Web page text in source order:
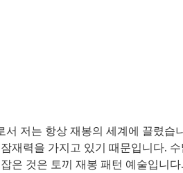
서 저는 항상 재봉의 세계에 끌렸습
재력을 가지고 있기 때문입니다.
은 것은 토끼 재봉 패턴 예술입니